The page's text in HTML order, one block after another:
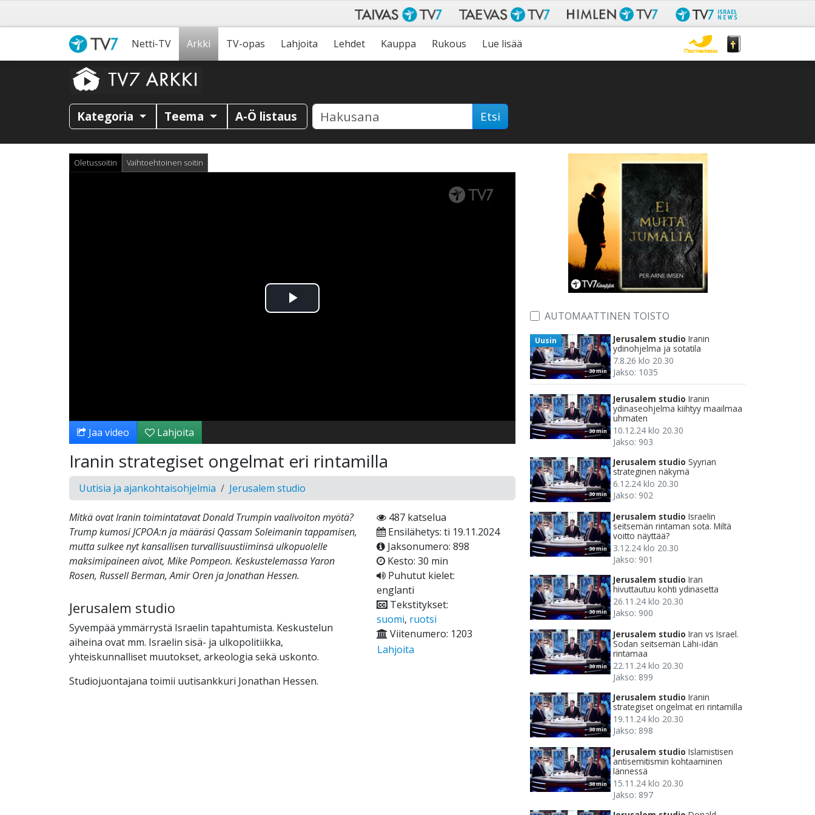
Netti-TV Arkki TV-opas Lahjoita Lehdet Kauppa Rukous Lue lisää
Kategoria Teema A-Ö listaus Etsi
Oletussoitin Vaihtoehtoinen soitin
Toista
Jaa video Lahjoita
Iranin strategiset ongelmat eri rintamilla
Uutisia ja ajankohtaisohjelmia Jerusalem studio
Mitkä ovat Iranin toimintatavat Donald Trumpin vaalivoiton myötä?
Trump kumosi JCPOA:n ja määräsi Qassam Soleimanin tappamisen,
mutta sulkee nyt kansallisen turvallisuustiiminsä ulkopuolelle
maksimipaineen aivot, Mike Pompeon. Keskustelemassa Yaron
Rosen, Russell Berman, Amir Oren ja Jonathan Hessen.
Jerusalem studio
Syvempää ymmärrystä Israelin tapahtumista. Keskustelun
aiheina ovat mm. Israelin sisä- ja ulkopolitiikka,
yhteiskunnalliset muutokset, arkeologia sekä uskonto.
Studiojuontajana toimii uutisankkuri Jonathan Hessen.
487 katselua
Ensilähetys: ti 19.11.2024
Jaksonumero: 898
Kesto: 30 min
Puhutut kielet:
englanti
Tekstitykset:
suomi, ruotsi
Viitenumero: 1203
Lahjoita
AUTOMAATTINEN TOISTO
30 min
Uusin Jerusalem studio Iranin
ydinohjelma ja sotatila
7.8.26 klo 20.30
Jakso: 1035
30 min
Jerusalem studio Iranin
ydinaseohjelma kiihtyy maailmaa
uhmaten
10.12.24 klo 20.30
Jakso: 903
30 min
Jerusalem studio Syyrian
strateginen näkymä
6.12.24 klo 20.30
Jakso: 902
30 min
Jerusalem studio Israelin
seitsemän rintaman sota. Miltä
voitto näyttää?
3.12.24 klo 20.30
Jakso: 901
30 min
Jerusalem studio Iran
hivuttautuu kohti ydinasetta
26.11.24 klo 20.30
Jakso: 900
30 min
Jerusalem studio Iran vs Israel.
Sodan seitsemän Lähi-idän
rintamaa
22.11.24 klo 20.30
Jakso: 899
30 min
Jerusalem studio Iranin
strategiset ongelmat eri rintamilla
19.11.24 klo 20.30
Jakso: 898
30 min
Jerusalem studio Islamistisen
antisemitismin kohtaaminen
lännessä
15.11.24 klo 20.30
Jakso: 897